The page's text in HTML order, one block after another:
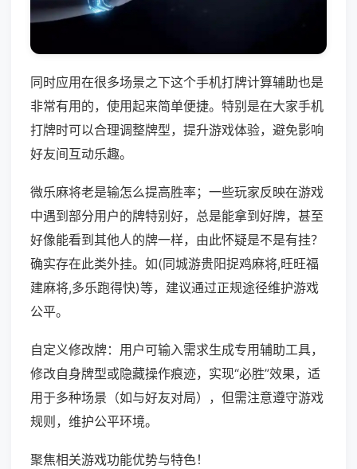
同时应用在很多场景之下这个手机打牌计算辅助也是
非常有用的，使用起来简单便捷。特别是在大家手机
打牌时可以合理调整牌型，提升游戏体验，避免影响
好友间互动乐趣。
微乐麻将老是输怎么提高胜率；一些玩家反映在游戏
中遇到部分用户的牌特别好，总是能拿到好牌，甚至
好像能看到其他人的牌一样，由此怀疑是不是有挂？
确实存在此类外挂。如(同城游贵阳捉鸡麻将,旺旺福
建麻将,多乐跑得快)等，建议通过正规途径维护游戏
公平。
自定义修改牌：用户可输入需求生成专用辅助工具，
修改自身牌型或隐藏操作痕迹，实现“必胜”效果，适
用于多种场景（如与好友对局），但需注意遵守游戏
规则，维护公平环境。
聚焦相关游戏功能优势与特色！